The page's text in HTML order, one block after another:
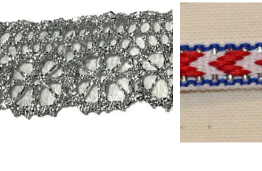
På lager i
Ruona, Fersken
cahppes/
vilgges/hvit,